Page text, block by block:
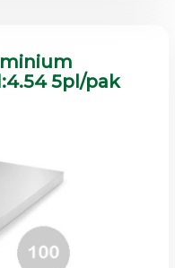
5pl/pak